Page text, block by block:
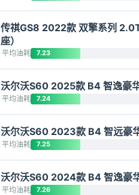
传祺GS8 2022款 双擎系列
座）
平均油耗 7.23
沃尔沃S60 2025款 B4 智逸豪
平均油耗 7.24
沃尔沃S60 2023款 B4 智远豪
平均油耗 7.25
沃尔沃S60 2024款 B4 智逸豪
平均油耗 7.26